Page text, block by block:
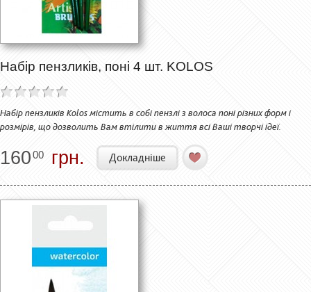
Набір пензликів, поні 4 шт. KOLOS
Набір пензликів Kolos містить в собі пензлі з волоса поні різних форм і
розмірів, що дозволить Вам втілити в життя всі Ваші творчі ідеї.
16000 грн. Докладніше